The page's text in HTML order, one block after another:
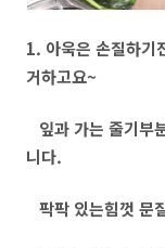
1. 아욱은 손질하기
거하고요~
잎과 가는 줄기부
니다.
팍팍 있는힘껏 문